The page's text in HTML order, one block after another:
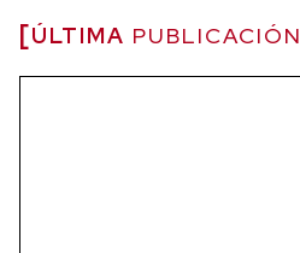
ÚLTIMA PUBLICACIÓN